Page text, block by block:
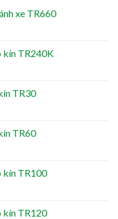
xe TR660
kín TR240K
TR30
TR60
kín TR100
kín TR120